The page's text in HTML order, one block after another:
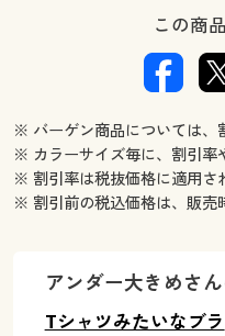
この商
※ バーゲン商品については、
※ カラーサイズ毎に、割引率
※ 割引率は税抜価格に適用さ
※ 割引前の税込価格は、販売
アンダー大きめさ
Tシャツみたいなブラ